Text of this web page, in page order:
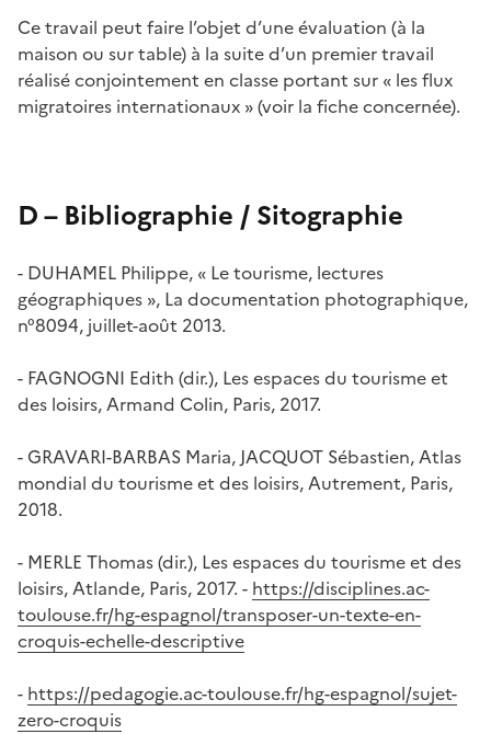
Ce travail peut faire l’objet d’une évaluation (à la
maison ou sur table) à la suite d’un premier travail
réalisé conjointement en classe portant sur « les flux
migratoires internationaux » (voir la fiche concernée).
D – Bibliographie / Sitographie
- DUHAMEL Philippe, « Le tourisme, lectures
géographiques », La documentation photographique,
n°8094, juillet-août 2013.
- FAGNOGNI Edith (dir.), Les espaces du tourisme et
des loisirs, Armand Colin, Paris, 2017.
- GRAVARI-BARBAS Maria, JACQUOT Sébastien, Atlas
mondial du tourisme et des loisirs, Autrement, Paris,
2018.
- MERLE Thomas (dir.), Les espaces du tourisme et des
loisirs, Atlande, Paris, 2017. - https://disciplines.ac-
toulouse.fr/hg-espagnol/transposer-un-texte-en-
croquis-echelle-descriptive
- https://pedagogie.ac-toulouse.fr/hg-espagnol/sujet-
zero-croquis